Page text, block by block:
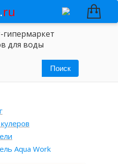
ru
для воды
Aqua Work